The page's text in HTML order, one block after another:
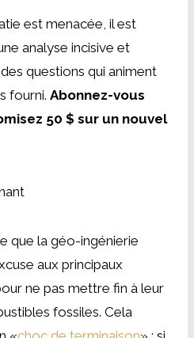
est menacée, il est
analyse incisive et
questions qui animent
fourni. Abonnez-vous
50 $ sur un nouvel
que la géo-ingénierie
aux principaux
ne pas mettre fin à leur
fossiles. Cela